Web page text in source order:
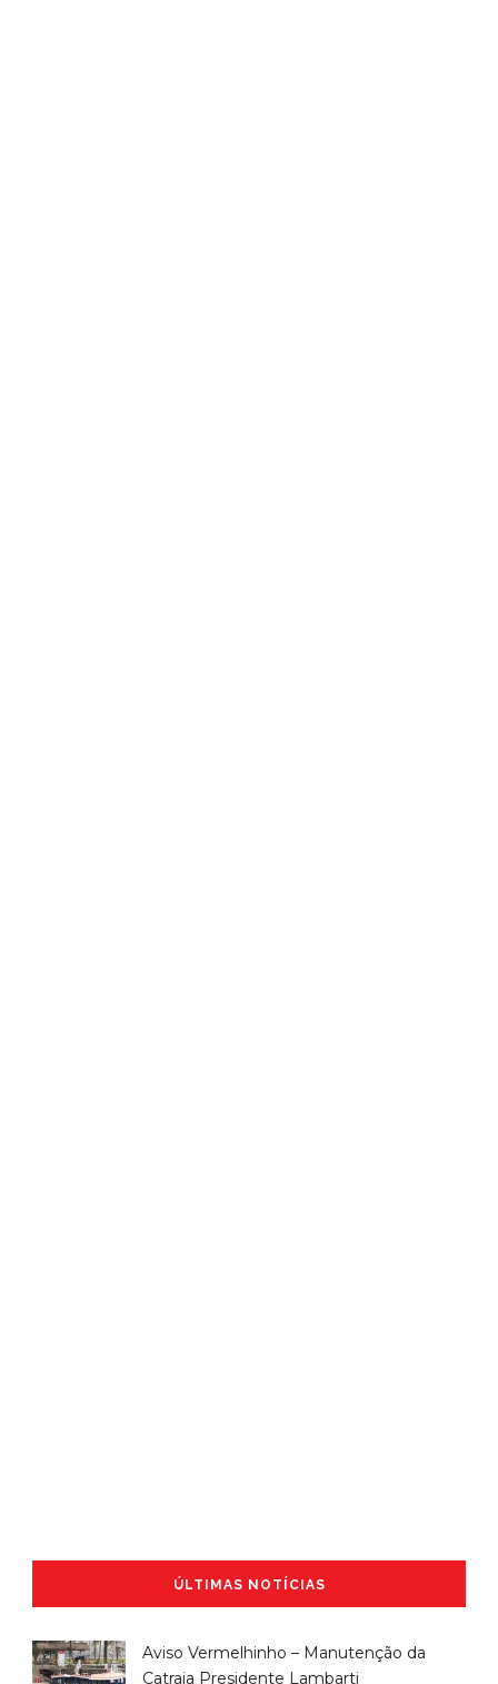
ÚLTIMAS NOTÍCIAS
Aviso Vermelhinho – Manutenção da
Catraia Presidente Lambarti